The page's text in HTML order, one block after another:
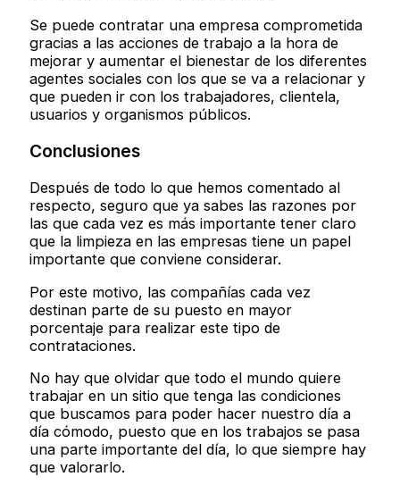
Se puede contratar una empresa comprometida
gracias a las acciones de trabajo a la hora de
mejorar y aumentar el bienestar de los diferentes
agentes sociales con los que se va a relacionar y
que pueden ir con los trabajadores, clientela,
usuarios y organismos públicos.
Conclusiones
Después de todo lo que hemos comentado al
respecto, seguro que ya sabes las razones por
las que cada vez es más importante tener claro
que la limpieza en las empresas tiene un papel
importante que conviene considerar.
Por este motivo, las compañías cada vez
destinan parte de su puesto en mayor
porcentaje para realizar este tipo de
contrataciones.
No hay que olvidar que todo el mundo quiere
trabajar en un sitio que tenga las condiciones
que buscamos para poder hacer nuestro día a
día cómodo, puesto que en los trabajos se pasa
una parte importante del día, lo que siempre hay
que valorarlo.